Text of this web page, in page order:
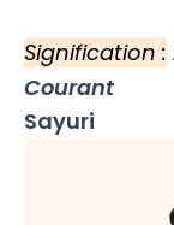
Signification :
Courant
Sayuri